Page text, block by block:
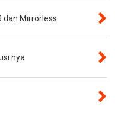
dan Mirrorless
nya